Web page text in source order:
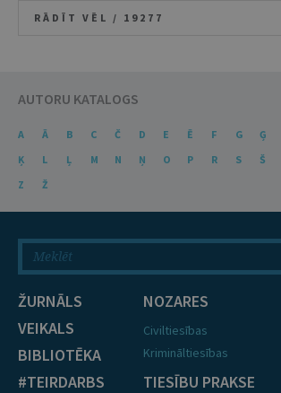
RĀDĪT VĒL / 19277
AUTORU KATALOGS
A Ā B C Č D E Ē F G Ģ
Ķ
L Ļ M N Ņ O P R S Š
Z
Ž
ŽURNĀLS
VEIKALS
BIBLIOTĒKA
#TEIRDARBS
NOZARES
Civiltiesības
Krimināltiesības
TIESĪBU PRAKSE